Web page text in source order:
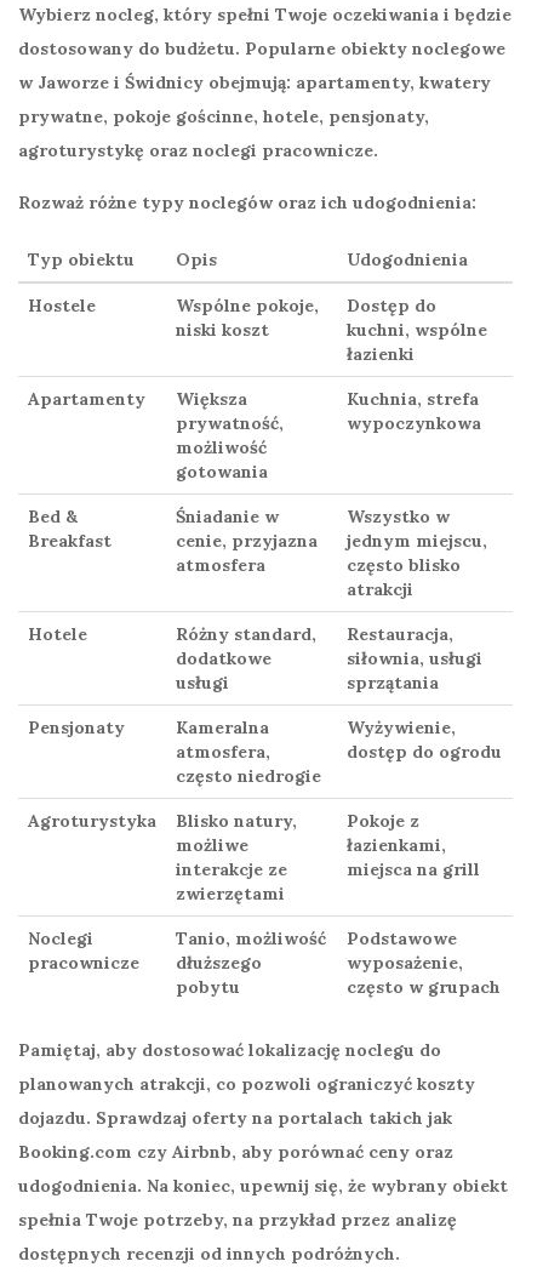
Wybierz nocleg, który spełni Twoje oczekiwania i będzie
dostosowany do budżetu. Popularne obiekty noclegowe
w Jaworze i Świdnicy obejmują: apartamenty, kwatery
prywatne, pokoje gościnne, hotele, pensjonaty,
agroturystykę oraz noclegi pracownicze.
Rozważ różne typy noclegów oraz ich udogodnienia:
Typ obiektu Opis Udogodnienia
Hostele
Wspólne pokoje,
niski koszt
Dostęp do
kuchni, wspólne
łazienki
Apartamenty
Większa
prywatność,
możliwość
gotowania
Kuchnia, strefa
wypoczynkowa
Bed &
Breakfast
Śniadanie w
cenie, przyjazna
atmosfera
Wszystko w
jednym miejscu,
często blisko
atrakcji
Hotele
Różny standard,
dodatkowe
usługi
Restauracja,
siłownia, usługi
sprzątania
Pensjonaty
Kameralna
atmosfera,
często niedrogie
Wyżywienie,
dostęp do ogrodu
Agroturystyka
Blisko natury,
możliwe
interakcje ze
zwierzętami
Pokoje z
łazienkami,
miejsca na grill
Noclegi
pracownicze
Tanio, możliwość
dłuższego
pobytu
Podstawowe
wyposażenie,
często w grupach
Pamiętaj, aby dostosować lokalizację noclegu do
planowanych atrakcji, co pozwoli ograniczyć koszty
dojazdu. Sprawdzaj oferty na portalach takich jak
Booking.com czy Airbnb, aby porównać ceny oraz
udogodnienia. Na koniec, upewnij się, że wybrany obiekt
spełnia Twoje potrzeby, na przykład przez analizę
dostępnych recenzji od innych podróżnych.